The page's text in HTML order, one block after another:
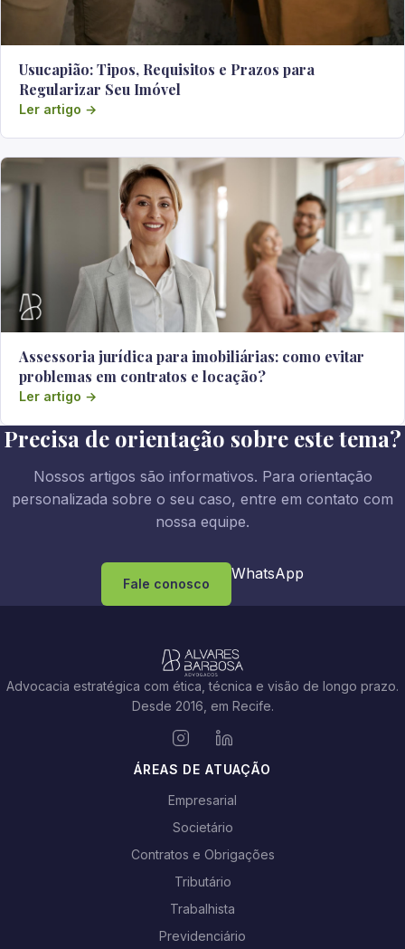
Usucapião: Tipos, Requisitos e Prazos para
Regularizar Seu Imóvel
Ler artigo →
Assessoria jurídica para imobiliárias: como evitar
problemas em contratos e locação?
Ler artigo →
Precisa de orientação sobre este tema?
Nossos artigos são informativos. Para orientação
personalizada sobre o seu caso, entre em contato com
nossa equipe.
Fale conosco
WhatsApp
Advocacia estratégica com ética, técnica e visão de longo prazo.
Desde 2016, em Recife.
ÁREAS DE ATUAÇÃO
Empresarial
Societário
Contratos e Obrigações
Tributário
Trabalhista
Previdenciário